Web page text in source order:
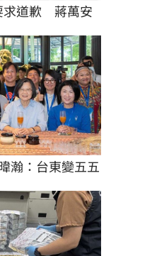
道歉　蔣萬安
瀚：台東變五五